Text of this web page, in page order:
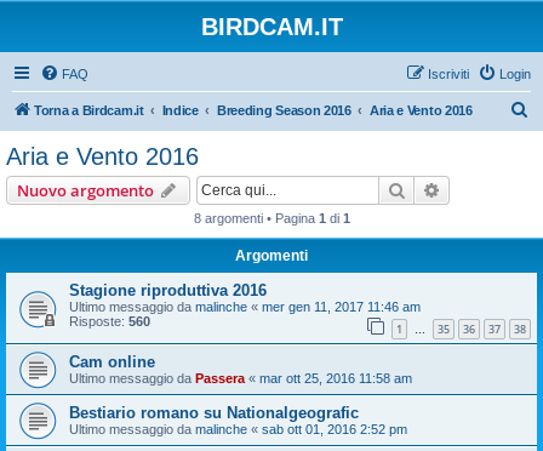
BIRDCAM.IT
FAQ Login
Iscriviti
Torna a Birdcam.it Indice Breeding Season 2016 Aria e Vento 2016
Aria e Vento 2016
Nuovo argomento Cerca
8 argomenti • Pagina 1 di 1
Argomenti
Stagione riproduttiva 2016
Ultimo messaggio da malinche « mer gen 11, 2017 11:46 am
Risposte: 560 1 … 35 36 37 38
Cam online
Ultimo messaggio da Passera « mar ott 25, 2016 11:58 am
Bestiario romano su Nationalgeografic
Ultimo messaggio da malinche « sab ott 01, 2016 2:52 pm